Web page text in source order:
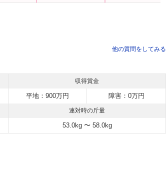
他の質問をしてみる
収得賞金
平地：900万円 障害：0万円
連対時の斤量
53.0kg 〜 58.0kg